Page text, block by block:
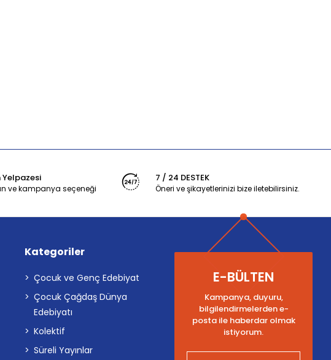
Yelpazesi
ve kampanya seçeneği
7 / 24 DESTEK
Öneri ve şikayetlerinizi bize iletebilirsiniz.
Kategoriler
Çocuk ve Genç Edebiyat
Çocuk Çağdaş Dünya
Edebiyatı
Kolektif
Süreli Yayınlar
E-BÜLTEN
Kampanya, duyuru,
bilgilendirmelerden e-
posta ile haberdar olmak
istiyorum.